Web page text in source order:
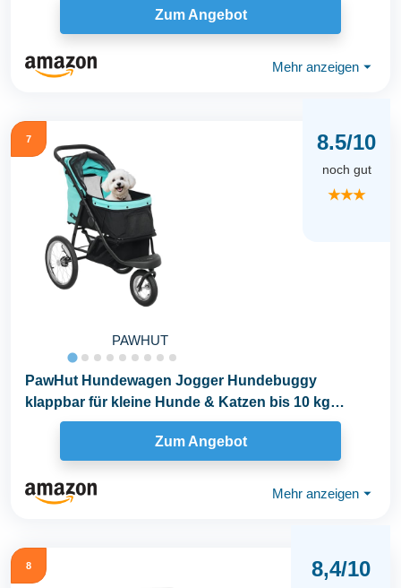
Zum Angebot
Mehr anzeigen ⏷
7
PAWHUT
8.5/10
noch gut
★★★
PawHut Hundewagen Jogger Hundebuggy
klappbar für kleine Hunde & Katzen bis 10 kg
Katzenbuggy mit...
Zum Angebot
Mehr anzeigen ⏷
8 8,4/10